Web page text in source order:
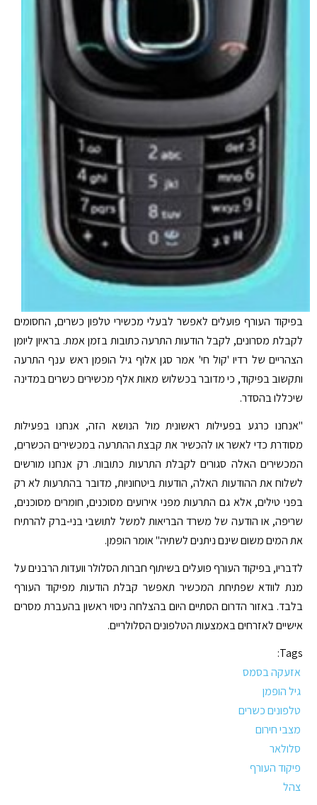
בפיקוד העורף פועלים לאפשר לבעלי מכשירי טלפון כשרים, החסומים
לקבלת מסרונים, לקבל הודעות התרעה כתובות בזמן אמת. בראיון ליומן
הצהריים של רדיו 'קול חי' אמר סגן אלוף גיל הופמן ראש ענף התרעה
ותקשוב בפיקוד, כי מדובר בכשלוש מאות אלף מכשירים כשרים במדינה
שיכללו בהסדר.
"אנחנו כרגע בפעילות ראשונית מול הנושא הזה, אנחנו בפעילות
מסודרת כדי לאשר או להכשיר את קבצת ההתרעה במכשירים הכשרים,
המכשירים האלה סגורים לקבלת התרעות כתובות. רק אנחנו מורשים
לשלוח את ההודעות האלה, הודעות ביטחוניות, מדובר בהתרעות לא רק
בפני טילים, אלא גם התרעות מפני אירועים מסוכנים, חומרים מסוכנים,
שריפה, או הודעה של משרד הבריאות למשל לתושבי בני-ברק להרתיח
את המים משום שינם ניתנים לשתיה" אומר הופמן.
לדבריו, בפיקוד העורף פועלים בשיתוף חברות הסלולר וועדות הרבנים על
מנת לוודא שפתיחת המכשיר תאפשר קבלת הודעות מפיקוד העורף
בלבד. באזור הדרום הסתיים היום בהצלחה ניסוי ראשון בהעברת מסרים
אישיים לאזרחים באמצעות הטלפונים הסלולריים.
Tags:
אזעקה בסמס
גיל הופמן
טלפונים כשרים
מצבי חירום
סלולאר
פיקוד העורף
צהל